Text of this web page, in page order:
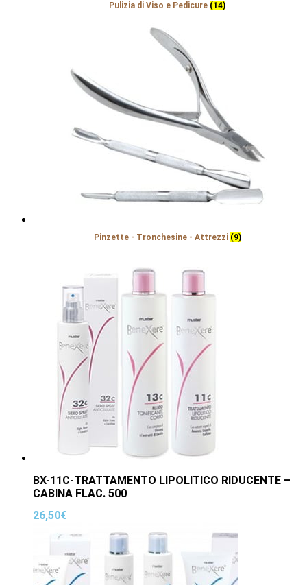
Pulizia di Viso e Pedicure (14)
Pinzette - Tronchesine - Attrezzi (9)
BX-11C-TRATTAMENTO LIPOLITICO RIDUCENTE –
CABINA FLAC. 500
26,50€